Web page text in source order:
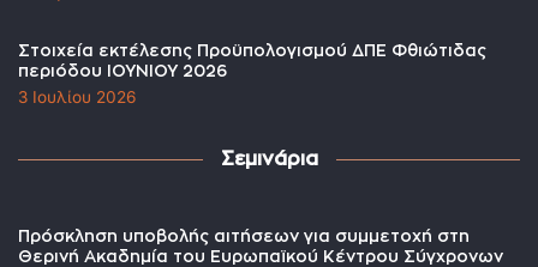
Στοιχεία εκτέλεσης Προϋπολογισμού ΔΠΕ Φθιώτιδας
περιόδου ΙΟΥΝΙΟΥ 2026
3 Ιουλίου 2026
Σεμινάρια
Πρόσκληση υποβολής αιτήσεων για συμμετοχή στη
Θερινή Ακαδημία του Ευρωπαϊκού Κέντρου Σύγχρονων